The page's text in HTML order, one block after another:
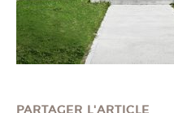
PARTAGER L'ARTICLE